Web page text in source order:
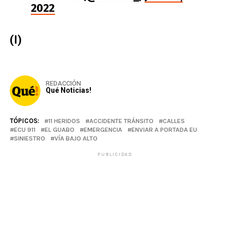
2022
(I)
REDACCIÓN
Qué Noticias!
TÓPICOS: 11 HERIDOS ACCIDENTE TRÁNSITO
CALLES
ECU 911
EL GUABO EMERGENCIA
ENVIAR A PORTADA EU
SINIESTRO
VÍA BAJO ALTO
PUBLICIDAD